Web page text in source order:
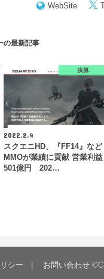
WebSite
の最新記事
決算
2022.2.4
スクエニHD、『FF14』など
MMOが業績に貢献 営業利益
501億円 202…
シー お問い合わせ